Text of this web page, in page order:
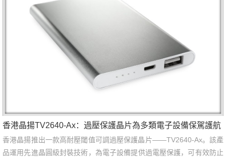
香港晶揚TV2640-Ax：過壓保護晶片為多類電子設備保駕護航
香港晶揚推出一款高耐壓閾值可調過壓保護晶片——TV2640-Ax。該產
品運用先進晶圓級封裝技術，為電子設備提供過電壓保護，可有效防止